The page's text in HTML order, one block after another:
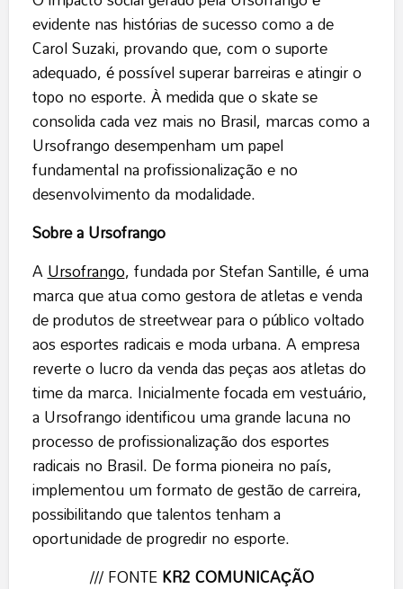
evidente nas histórias de sucesso como a de
Carol Suzaki, provando que, com o suporte
adequado, é possível superar barreiras e atingir o
topo no esporte. À medida que o skate se
consolida cada vez mais no Brasil, marcas como a
Ursofrango desempenham um papel
fundamental na profissionalização e no
desenvolvimento da modalidade.
Sobre a Ursofrango
AUrsofrango, fundada por Stefan Santille, é uma
marca que atua como gestora de atletas e venda
de produtos de streetwear para o público voltado
aos esportes radicais e moda urbana. A empresa
reverte o lucro da venda das peças aos atletas do
time da marca. Inicialmente focada em vestuário,
a Ursofrango identificou uma grande lacuna no
processo de profissionalização dos esportes
radicais no Brasil. De forma pioneira no país,
implementou um formato de gestão de carreira,
possibilitando que talentos tenham a
oportunidade de progredir no esporte.
/// FONTEKR2 COMUNICAÇÃO